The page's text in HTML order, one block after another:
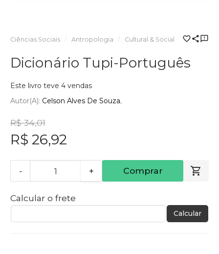
Ciências Sociais Antropologia Cultural & Social
Dicionário Tupi-Português
Este livro teve 4 vendas
Autor(a): Celson Alves De Souza
R$ 34,01
R$ 26,92
- + Comprar
Calcular o frete
Calcular